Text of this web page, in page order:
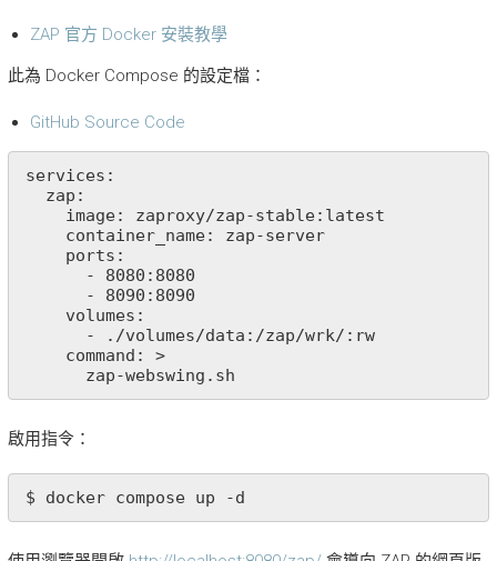
ZAP 官方 Docker 安裝教學
此為 Docker Compose 的設定檔：
GitHub Source Code
services:
      zap-webswing.sh
啟用指令：
$ docker compose up -d